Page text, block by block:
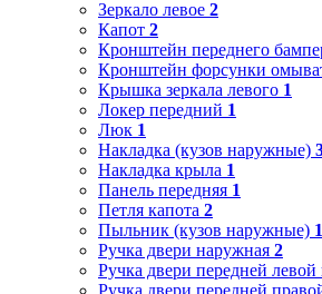
Зеркало левое 2
Капот 2
Кронштейн переднего
Кронштейн форсунки
Крышка зеркала левого 1
Локер передний 1
Люк 1
Накладка (кузов наружные)
Накладка крыла 1
Панель передняя 1
Петля капота 2
Пыльник (кузов наружные) 1
Ручка двери наружная 2
Ручка двери передней
Ручка двери передней